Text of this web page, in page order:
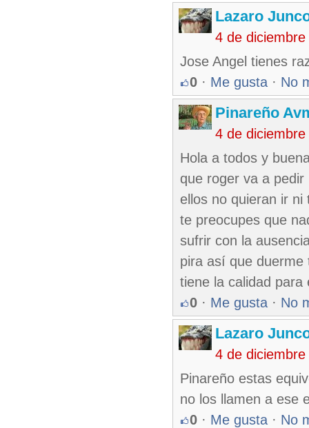
Lazaro
4 de
Jose Angel tienes
0 · Me gusta · No
Pinareño
4 de
Hola a todos y
que roger va a
ellos no quieran ir
te preocupes que
sufrir con la
pira así que duerme
tiene la calidad para
0 · Me gusta · No
Lazaro
4 de
Pinareño estas
no los llamen a ese
0 · Me gusta · No